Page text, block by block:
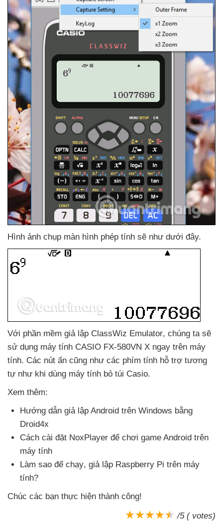
Hình ảnh chụp màn hình phép tính sẽ như dưới đây.
Với phần mềm giả lập ClassWiz Emulator, chúng ta sẽ
sử dụng máy tính CASIO FX-580VN X ngay trên máy
tính. Các nút ấn cũng như các phím tính hỗ trợ tương
tự như khi dùng máy tính bỏ túi Casio.
Xem thêm:
Hướng dẫn giả lập Android trên Windows bằng
Droid4x
Cách cài đặt NoxPlayer để chơi game Android trên
máy tính
Làm sao để chạy, giả lập Raspberry Pi trên máy
tính?
Chúc các bạn thực hiện thành công!
/5 ( votes)